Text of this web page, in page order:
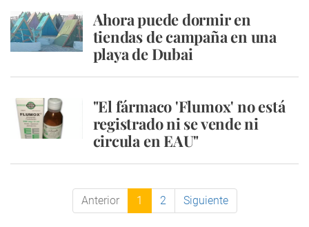
Ahora puede dormir en
tiendas de campaña en una
playa de Dubai
"El fármaco 'Flumox' no está
registrado ni se vende ni
circula en EAU"
Anterior 1 2 Siguiente